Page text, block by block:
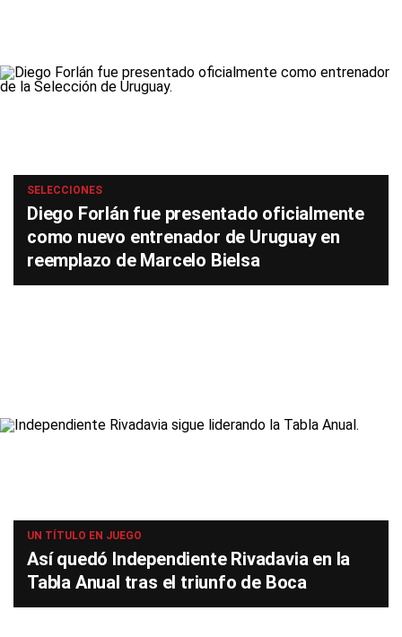
SELECCIONES
Diego Forlán fue presentado oficialmente
como nuevo entrenador de Uruguay en
reemplazo de Marcelo Bielsa
UN TÍTULO EN JUEGO
Así quedó Independiente Rivadavia en la
Tabla Anual tras el triunfo de Boca